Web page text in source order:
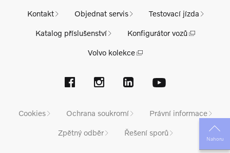
Nahoru
Kontakt Objednat servis Testovací jízda
Katalog příslušenství Konfigurátor vozů
Volvo kolekce
Cookies Ochrana soukromí Právní informace
Zpětný odběr Řešení sporů